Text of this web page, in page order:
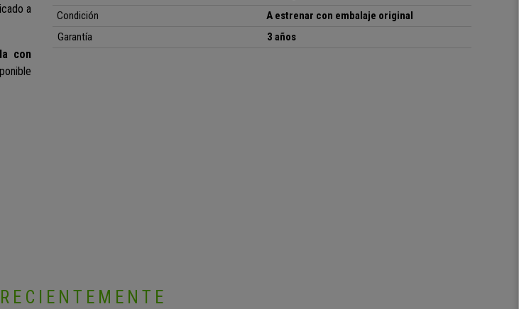
a
con
Condición
A estrenar con embalaje original
Garantía
3 años
RECIENTEMENTE